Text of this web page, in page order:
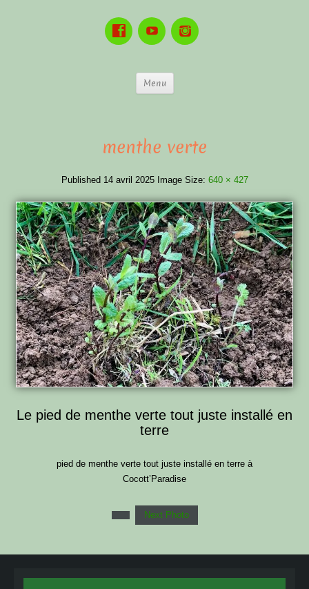
Menu
menthe verte
Published 14 avril 2025 Image Size: 640 × 427
Le pied de menthe verte tout juste installé en
terre
pied de menthe verte tout juste installé en terre à
Cocott’Paradise
Next Photo